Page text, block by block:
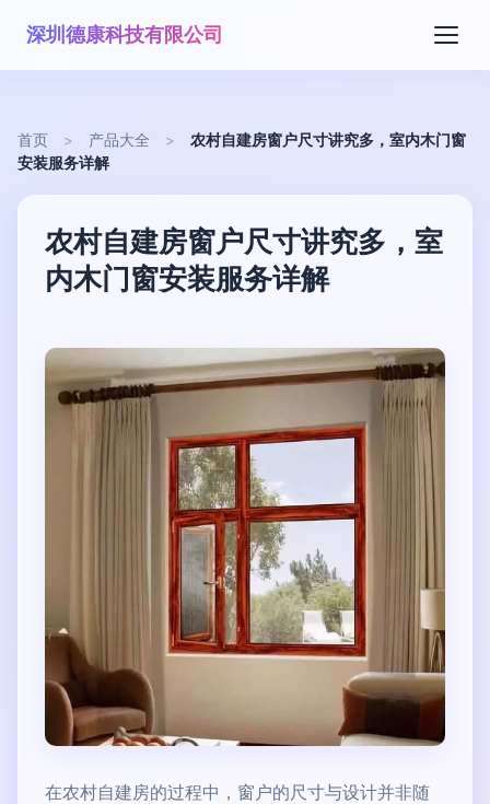
深圳德康科技有限公司
首页 > 产品大全 >
农村自建房窗户尺寸讲究多，室内木门窗
安装服务详解
农村自建房窗户尺寸讲究多，室
内木门窗安装服务详解
在农村自建房的过程中，窗户的尺寸与设计并非随